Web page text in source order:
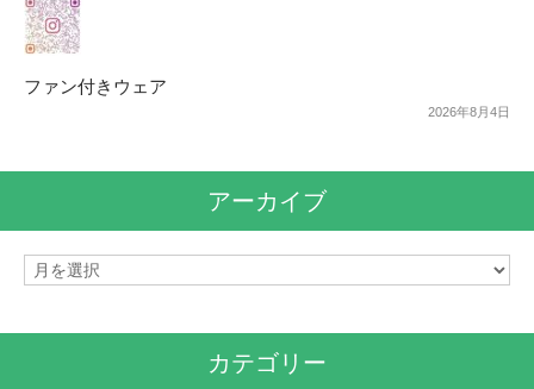
ファン付きウェア
2026年8月4日
アーカイブ
ア
カテゴリー